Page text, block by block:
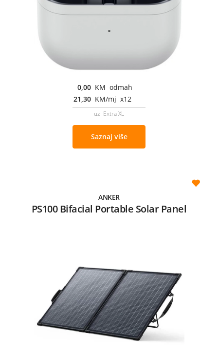
0,00 KM odmah
21,30 KM/mj x12
uz Extra XL
Saznaj više
ANKER
PS100 Bifacial Portable Solar Panel